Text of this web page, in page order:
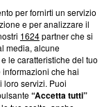
su Blasting
ci impegniamo a
aderenza a
News non è
di farne
una verifica di
per fornirti un servizio
e per analizzare il
1624partner che si
media, alcune
le caratteristiche del tuo
che hai
loro servizi. Puoi
“Accetta tutti”